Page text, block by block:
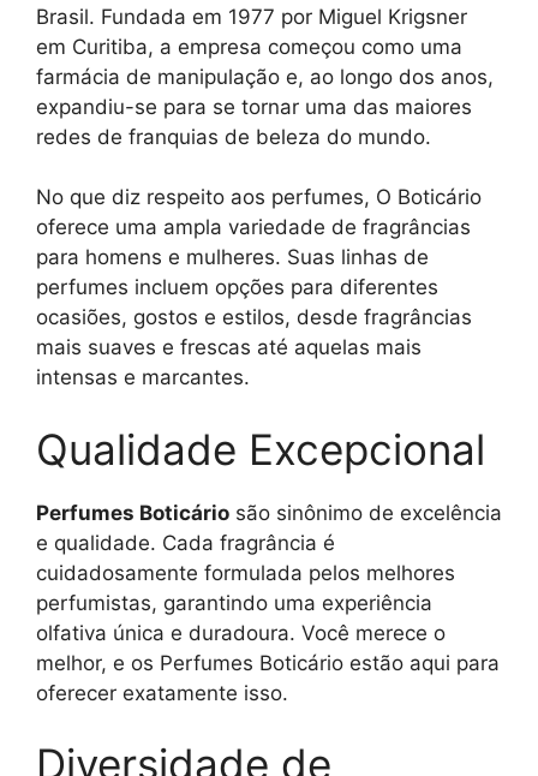
Brasil. Fundada em 1977 por Miguel Krigsner
em Curitiba, a empresa começou como uma
farmácia de manipulação e, ao longo dos anos,
expandiu-se para se tornar uma das maiores
redes de franquias de beleza do mundo.
No que diz respeito aos perfumes, O Boticário
oferece uma ampla variedade de fragrâncias
para homens e mulheres. Suas linhas de
perfumes incluem opções para diferentes
ocasiões, gostos e estilos, desde fragrâncias
mais suaves e frescas até aquelas mais
intensas e marcantes.
Qualidade Excepcional
Perfumes Boticário são sinônimo de excelência
e qualidade. Cada fragrância é
cuidadosamente formulada pelos melhores
perfumistas, garantindo uma experiência
olfativa única e duradoura. Você merece o
melhor, e os Perfumes Boticário estão aqui para
oferecer exatamente isso.
Diversidade de